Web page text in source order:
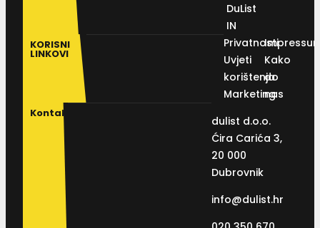
DuList
IN
KORISNI
LINKOVI
Privatnosti
Uvjeti
korištenja
Marketing
Kako
do
nas
Kontakt
dulist d.o.o.
Ćira Carića 3,
20 000
Dubrovnik
info@dulist.hr